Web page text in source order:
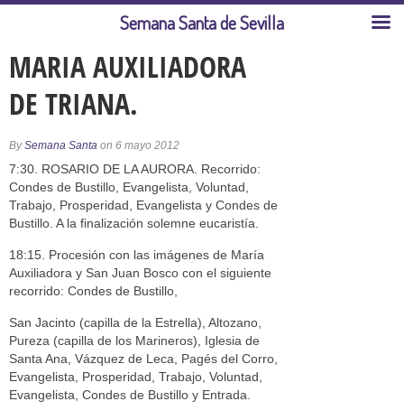
MARIA AUXILIADORA
DE TRIANA.
BySemana Santa on 6 mayo 2012
7:30. ROSARIO DE LA AURORA. Recorrido:
Condes de Bustillo, Evangelista, Voluntad,
Trabajo, Prosperidad, Evangelista y Condes de
Bustillo. A la finalización solemne eucaristía.
18:15. Procesión con las imágenes de María
Auxiliadora y San Juan Bosco con el siguiente
recorrido: Condes de Bustillo,
San Jacinto (capilla de la Estrella), Altozano,
Pureza (capilla de los Marineros), Iglesia de
Santa Ana, Vázquez de Leca, Pagés del Corro,
Evangelista, Prosperidad, Trabajo, Voluntad,
Evangelista, Condes de Bustillo y Entrada.
Semana Santa de Sevilla